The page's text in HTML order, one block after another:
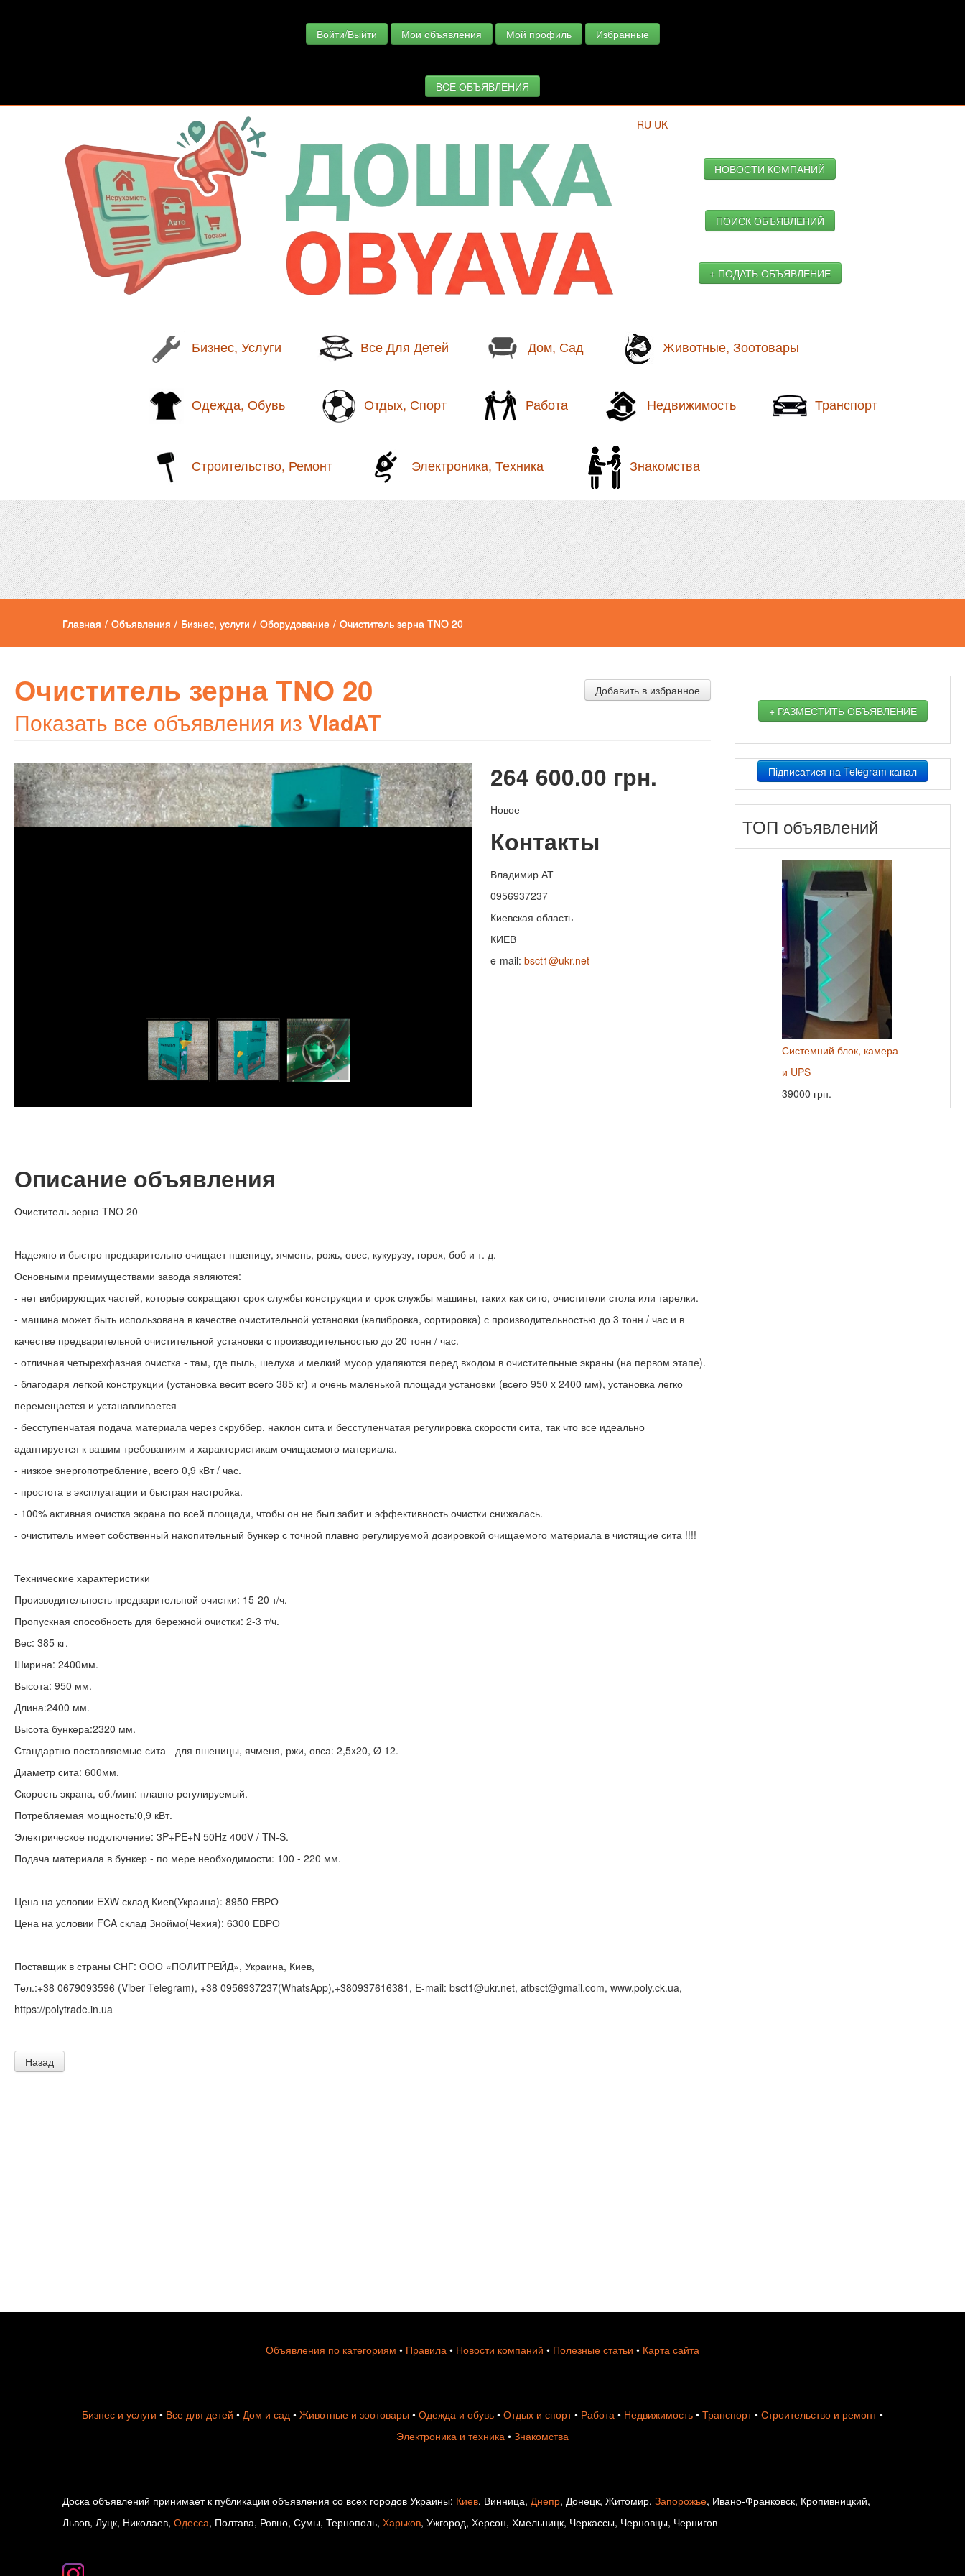
Войти/Выйти Мои объявления Мой профиль Избранные
ВСЕ ОБЪЯВЛЕНИЯ
RU UK
НОВОСТИ КОМПАНИЙ
ПОИСК ОБЪЯВЛЕНИЙ
+ ПОДАТЬ ОБЪЯВЛЕНИЕ
Бизнес, Услуги Все Для Детей Дом, Сад Животные, Зоотовары
Одежда, Обувь Отдых, Спорт Работа Недвижимость Транспорт
Строительство, Ремонт Электроника, Техника Знакомства
Главная / Объявления / Бизнес, услуги / Оборудование / Очиститель зерна TNO 20
Очиститель зерна TNO 20
Показать все объявления из VladAT
Добавить в избранное
264 600.00 грн.
Новое
Контакты
Владимир АТ
0956937237
Киевская область
КИЕВ
e-mail: bsct1@ukr.net
Описание объявления
Очиститель зерна TNO 20
Надежно и быстро предварительно очищает пшеницу, ячмень, рожь, овес, кукурузу, горох, боб и т. д.
Основными преимуществами завода являются:
- нет вибрирующих частей, которые сокращают срок службы конструкции и срок службы машины, таких как сито, очистители стола или тарелки.
- машина может быть использована в качестве очистительной установки (калибровка, сортировка) с производительностью до 3 тонн / час и в
качестве предварительной очистительной установки с производительностью до 20 тонн / час.
- отличная четырехфазная очистка - там, где пыль, шелуха и мелкий мусор удаляются перед входом в очистительные экраны (на первом этапе).
- благодаря легкой конструкции (установка весит всего 385 кг) и очень маленькой площади установки (всего 950 x 2400 мм), установка легко
перемещается и устанавливается
- бесступенчатая подача материала через скруббер, наклон сита и бесступенчатая регулировка скорости сита, так что все идеально
адаптируется к вашим требованиям и характеристикам очищаемого материала.
- низкое энергопотребление, всего 0,9 кВт / час.
- простота в эксплуатации и быстрая настройка.
- 100% активная очистка экрана по всей площади, чтобы он не был забит и эффективность очистки снижалась.
- очиститель имеет собственный накопительный бункер с точной плавно регулируемой дозировкой очищаемого материала в чистящие сита !!!!
Технические характеристики
Производительность предварительной очистки: 15-20 т/ч.
Пропускная способность для бережной очистки: 2-3 т/ч.
Вес: 385 кг.
Ширина: 2400мм.
Высота: 950 мм.
Длина:2400 мм.
Высота бункера:2320 мм.
Стандартно поставляемые сита - для пшеницы, ячменя, ржи, овса: 2,5x20, Ø 12.
Диаметр сита: 600мм.
Скорость экрана, об./мин: плавно регулируемый.
Потребляемая мощность:0,9 кВт.
Электрическое подключение: 3P+PE+N 50Hz 400V / TN-S.
Подача материала в бункер - по мере необходимости: 100 - 220 мм.
Цена на условии EXW склад Киев(Украина): 8950 ЕВРО
Цена на условии FCA склад Зноймо(Чехия): 6300 ЕВРО
Поставщик в страны СНГ: ООО «ПОЛИТРЕЙД», Украина, Киев,
Тел.:+38 0679093596 (Viber Telegram), +38 0956937237(WhatsApp),+380937616381, E-mail: bsct1@ukr.net, atbsct@gmail.com, www.poly.ck.ua,
https://polytrade.in.ua
Назад
+ РАЗМЕСТИТЬ ОБЪЯВЛЕНИЕ
Підписатися на Telegram канал
ТОП объявлений
Системний блок, камера
и UPS
39000 грн.
Объявления по категориям • Правила • Новости компаний • Полезные статьи • Карта сайта
Бизнес и услуги • Все для детей • Дом и сад • Животные и зоотовары • Одежда и обувь • Отдых и спорт• Работа • Недвижимость • Транспорт• Строительство и ремонт•
Электроника и техника • Знакомства
Доска объявлений принимает к публикации объявления со всех городов Украины: Киев, Винница, Днепр, Донецк, Житомир, Запорожье, Ивано-Франковск, Кропивницкий,
Львов, Луцк, Николаев, Одесса, Полтава, Ровно, Сумы, Тернополь, Харьков, Ужгород, Херсон, Хмельницк, Черкассы, Черновцы, Чернигов